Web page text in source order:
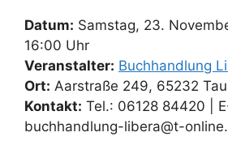
Datum: Samstag, 23.
16:00 Uhr
Veranstalter: Buchhandlung
Ort: Aarstraße 249, 65232
Kontakt: Tel.: 06128 84420 |
buchhandlung-libera@t-